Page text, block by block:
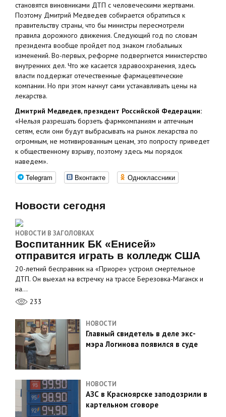
становятся виновниками ДТП с человеческими жертвами.
Поэтому Дмитрий Медведев собирается обратиться к
правительству страны, что бы министры пересмотрели
правила дорожного движения. Следующий год по словам
президента вообще пройдет под знаком глобальных
изменений. Во-первых, реформе подвергнется министерство
внутренних дел. Что же касается здравоохранения, здесь
власти поддержат отечественные фармацевтические
компании. Но при этом начнут сами устанавливать цены на
лекарства.
Дмитрий Медведев, президент Российской Федерации:
«Нельзя разрешать борзеть фармкомпаниям и аптечным
сетям, если они будут выбрасывать на рынок лекарства по
огромным, не мотивированным ценам, это попросту приведет
к общественному взрыву, поэтому здесь мы порядок
наведем».
Telegram Вконтакте Одноклассники
Новости сегодня
НОВОСТИ В ЗАГОЛОВКАХ
Воспитанник БК «Енисей»
отправится играть в колледж США
20-летний бесправник на «Приоре» устроил смертельное
ДТП. Он выехал на встречку на трассе Березовка-Маганск и
на…
233
НОВОСТИ
Главный свидетель в деле экс-
мэра Логинова появился в суде
НОВОСТИ
АЗС в Красноярске заподозрили в
картельном сговоре